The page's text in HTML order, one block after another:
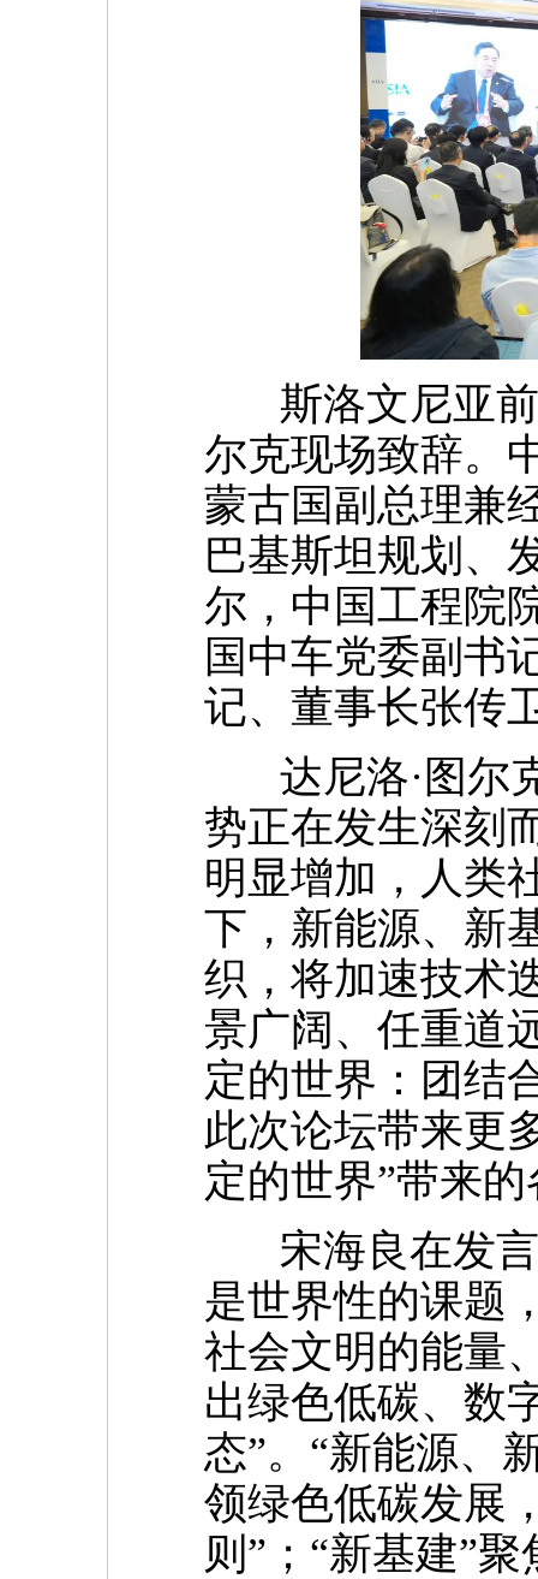
斯洛文尼亚前
尔克现场致辞。
蒙古国副总理兼
巴基斯坦规划、
尔，中国工程院
国中车党委副书
记、董事长张传
达尼洛·图尔
势正在发生深刻
明显增加，人类
下，新能源、新
织，将加速技术
景广阔、任重道
定的世界：团结
此次论坛带来更
定的世界”带来
宋海良在发言
是世界性的课题
社会文明的能量
出绿色低碳、数
态”。“新能源、
领绿色低碳发展
则”；“新基建”